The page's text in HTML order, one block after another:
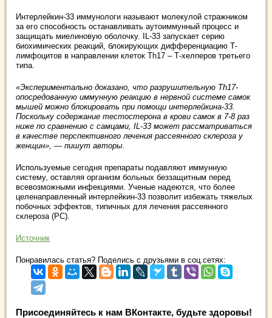
Интерлейкин-33 иммунологи называют молекулой стражником
за его способность останавливать аутоиммунный процесс и
защищать миелиновую оболочку. IL-33 запускает серию
биохимических реакций, блокирующих дифференциацию Т-
лимфоцитов в направлении клеток Th17 – Т-хелперов третьего
типа.
«Экспериментально доказано, что разрушительную Th17-
опосредованную иммунную реакцию в нервной системе самок
мышей можно блокировать при помощи интерлейкина-33.
Поскольку содержание тестостерона в крови самок в 7-8 раз
ниже по сравнению с самцами, IL-33 может рассматриваться
в качестве перспективного лечения рассеянного склероза у
женщин», — пишут авторы.
Используемые сегодня препараты подавляют иммунную
систему, оставляя организм больных беззащитным перед
всевозможными инфекциями. Ученые надеются, что более
целенаправленный интерлейкин-33 позволит избежать тяжелых
побочных эффектов, типичных для лечения рассеянного
склероза (РС).
Источник
Понравилась статья? Поделись с друзьями в соц.сетях:
Присоединяйтесь к нам ВКонтакте, будьте здоровы!